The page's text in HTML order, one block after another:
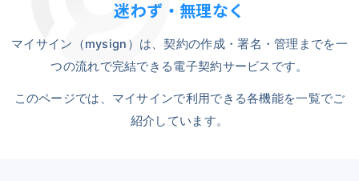
迷わず・無理なく
マイサイン（mysign）は、契約の作成・署名・管理までを一
つの流れで完結できる電子契約サービスです。
このページでは、マイサインで利用できる各機能を一覧でご
紹介しています。